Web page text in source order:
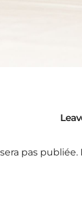
pas publiée.